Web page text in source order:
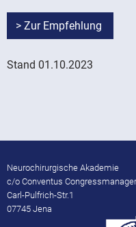
> Zur Empfehlung
Stand 01.10.2023
Neurochirurgische Akademie
c/o Conventus
Carl-Pulfrich-Str.1
07745 Jena